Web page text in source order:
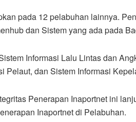
pada 12 pelabuhan lainnya.
dan Sistem yang ada pada
Informasi Lalu Lintas dan
Pelaut, dan Sistem Informasi
Penerapan Inaportnet ini
Inaportnet di Pelabuhan.